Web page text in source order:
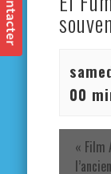
00
« Film